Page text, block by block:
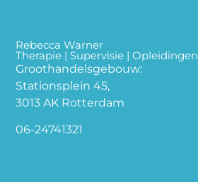
Rebecca Warner
Therapie | Supervisie | Opleidingen
Groothandelsgebouw:
Stationsplein 45,
3013 AK Rotterdam
06-24741321